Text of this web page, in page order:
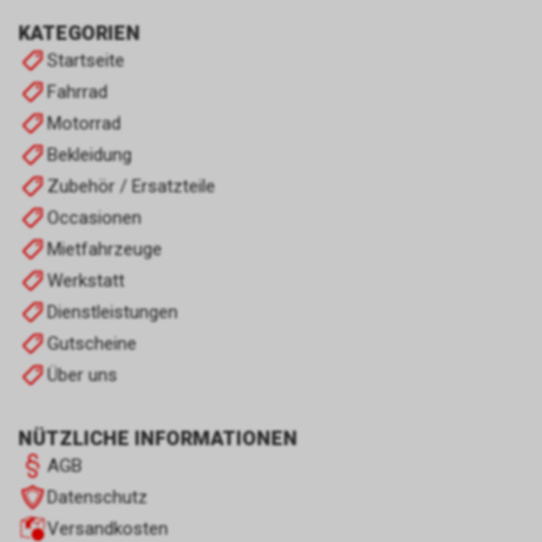
KATEGORIEN
Startseite
Fahrrad
Motorrad
Bekleidung
Zubehör / Ersatzteile
Occasionen
Mietfahrzeuge
Werkstatt
Dienstleistungen
Gutscheine
Über uns
NÜTZLICHE INFORMATIONEN
AGB
Datenschutz
Versandkosten